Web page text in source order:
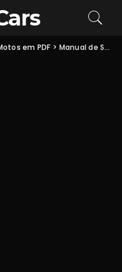
em PDF > Manual de Serviço Honda XR250 Tornado: Luzes, Indicadores e Interruptores PDF